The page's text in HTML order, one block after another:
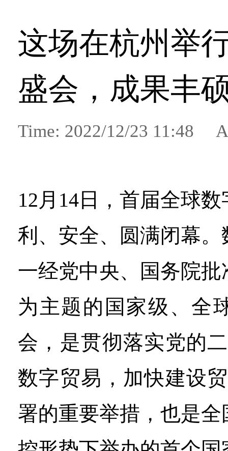
这场在杭州举
盛会，成果丰
Time: 2022/12/23 11:48
12月14日，首届全球
利、安全、圆满闭幕
一经党中央、国务院
为主题的国家级、全
会，是贯彻落实党的
数字贸易，加快建设
署的重要举措，也是